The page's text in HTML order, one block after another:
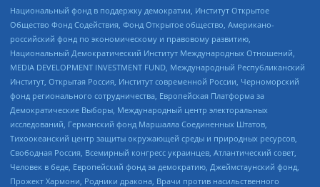
Национальный фонд в поддержку демократии, Институт Открытое
Общество Фонд Содействия, Фонд Открытое общество, Американо-
российский фонд по экономическому и правовому развитию,
Национальный Демократический Институт Международных Отношений,
MEDIA DEVELOPMENT INVESTMENT FUND, Международный Республиканский
Институт, Открытая Россия, Институт современной России, Черноморский
фонд регионального сотрудничества, Европейская Платформа за
Демократические Выборы, Международный центр электоральных
исследований, Германский фонд Маршалла Соединенных Штатов,
Тихоокеанский центр защиты окружающей среды и природных ресурсов,
Свободная Россия, Всемирный конгресс украинцев, Атлантический совет,
Человек в беде, Европейский фонд за демократию, Джеймстаунский фонд,
Прожект Хармони, Родники дракона, Врачи против насильственного